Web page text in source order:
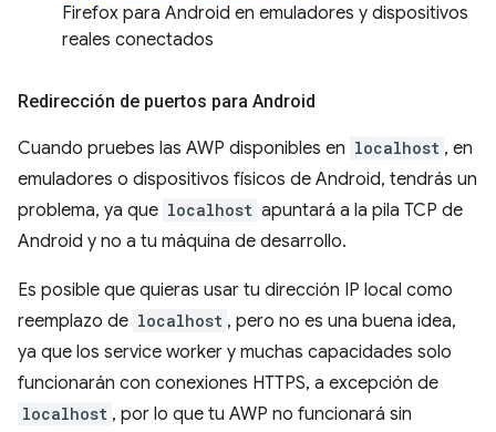
Firefox para Android en emuladores y dispositivos
reales conectados
Redirección de puertos para Android
Cuando pruebes las AWP disponibles en localhost , en
emuladores o dispositivos físicos de Android, tendrás un
problema, ya que localhost apuntará a la pila TCP de
Android y no a tu máquina de desarrollo.
Es posible que quieras usar tu dirección IP local como
reemplazo de localhost , pero no es una buena idea,
ya que los service worker y muchas capacidades solo
funcionarán con conexiones HTTPS, a excepción de
localhost , por lo que tu AWP no funcionará sin